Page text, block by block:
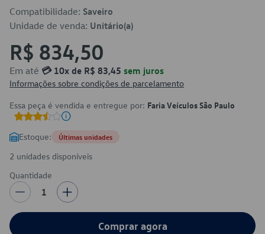
Compatibilidade: Saveiro
Unidade de venda: Unitário(a)
R$ 834,50
Em até 💳 10x de R$ 83,45 sem juros
Informações sobre condições de parcelamento
Essa peça é vendida e entregue por: Faria Veículos São Paulo
Estoque: Últimas unidades
2 unidades disponíveis
Quantidade
1
Comprar agora